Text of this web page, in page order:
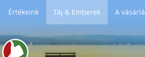
Értékeink Táj & Emberek A